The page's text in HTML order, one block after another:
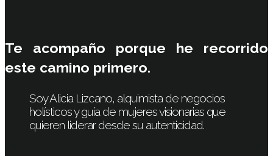
Te acompaño porque he recorrido
este camino primero.
Soy Alicia Lizcano, alquimista de negocios
holísticos y guía de mujeres visionarias que
quieren liderar desde su autenticidad.